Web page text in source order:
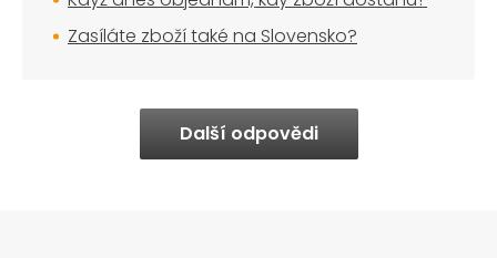
Zasíláte zboží také na Slovensko?
Další odpovědi